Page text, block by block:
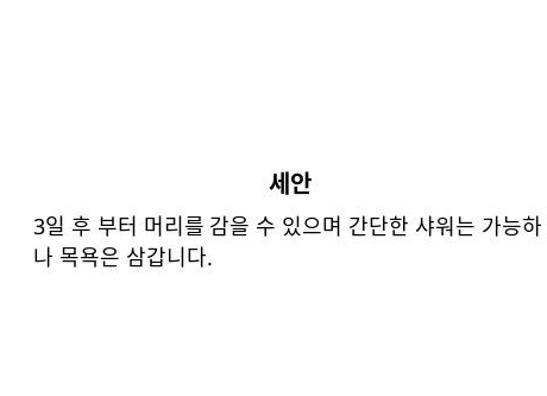
세안
3일 후 부터 머리를 감을 수 있으며 간단한 샤워는 가능하
나 목욕은 삼갑니다.